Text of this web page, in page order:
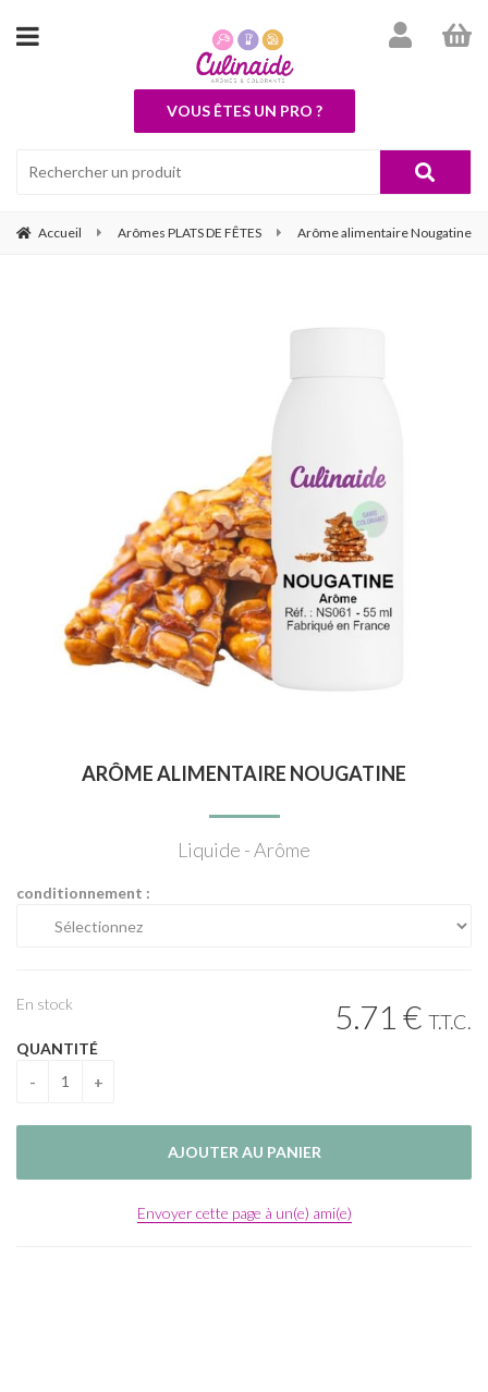
VOUS ÊTES UN PRO ?
Accueil Arômes PLATS DE FÊTES Arôme alimentaire Nougatine
ARÔME ALIMENTAIRE NOUGATINE
Liquide - Arôme
conditionnement :
5.71 € T.T.C.
En stock
QUANTITÉ
Envoyer cette page à un(e) ami(e)